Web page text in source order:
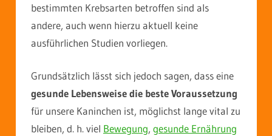
bestimmten Krebsarten betroffen sind als
andere, auch wenn hierzu aktuell keine
ausführlichen Studien vorliegen.
Grundsätzlich lässt sich jedoch sagen, dass eine
gesunde Lebensweise die beste Voraussetzung
für unsere Kaninchen ist, möglichst lange vital zu
bleiben, d. h. viel Bewegung, gesunde Ernährung